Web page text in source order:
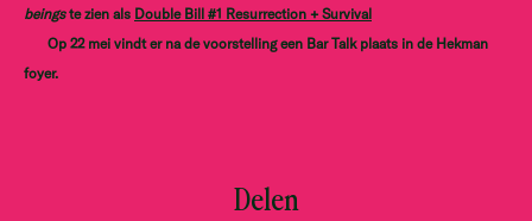
beingste zien als Double Bill #1 Resurrection + Survival
Op 22 mei vindt er na de voorstelling een Bar Talk plaats in de Hekman
foyer.
Delen